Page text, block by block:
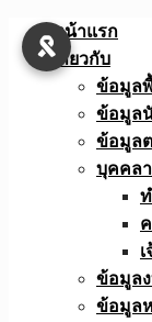
Skip
หน้าแรก
เกี่ยวกับ
ข้อมูล
ข้อมูล
ข้อมูล
บุคคล
ข้อมูลง
ข้อมูล